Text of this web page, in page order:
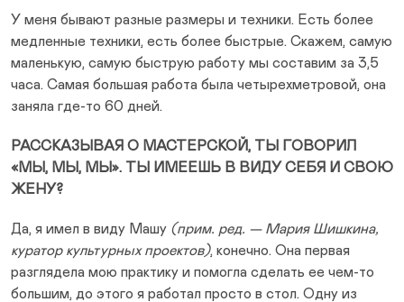
У меня бывают разные размеры и техники. Есть более
медленные техники, есть более быстрые. Скажем, самую
маленькую, самую быструю работу мы составим за 3,5
часа. Самая большая работа была четырехметровой, она
заняла где-то 60 дней.
РАССКАЗЫВАЯ О МАСТЕРСКОЙ, ТЫ ГОВОРИЛ
«МЫ, МЫ, МЫ». ТЫ ИМЕЕШЬ В ВИДУ СЕБЯ И СВОЮ
ЖЕНУ?
Да, я имел в виду Машу (прим. ред. — Мария Шишкина,
куратор культурных проектов), конечно. Она первая
разглядела мою практику и помогла сделать ее чем-то
большим, до этого я работал просто в стол. Одну из